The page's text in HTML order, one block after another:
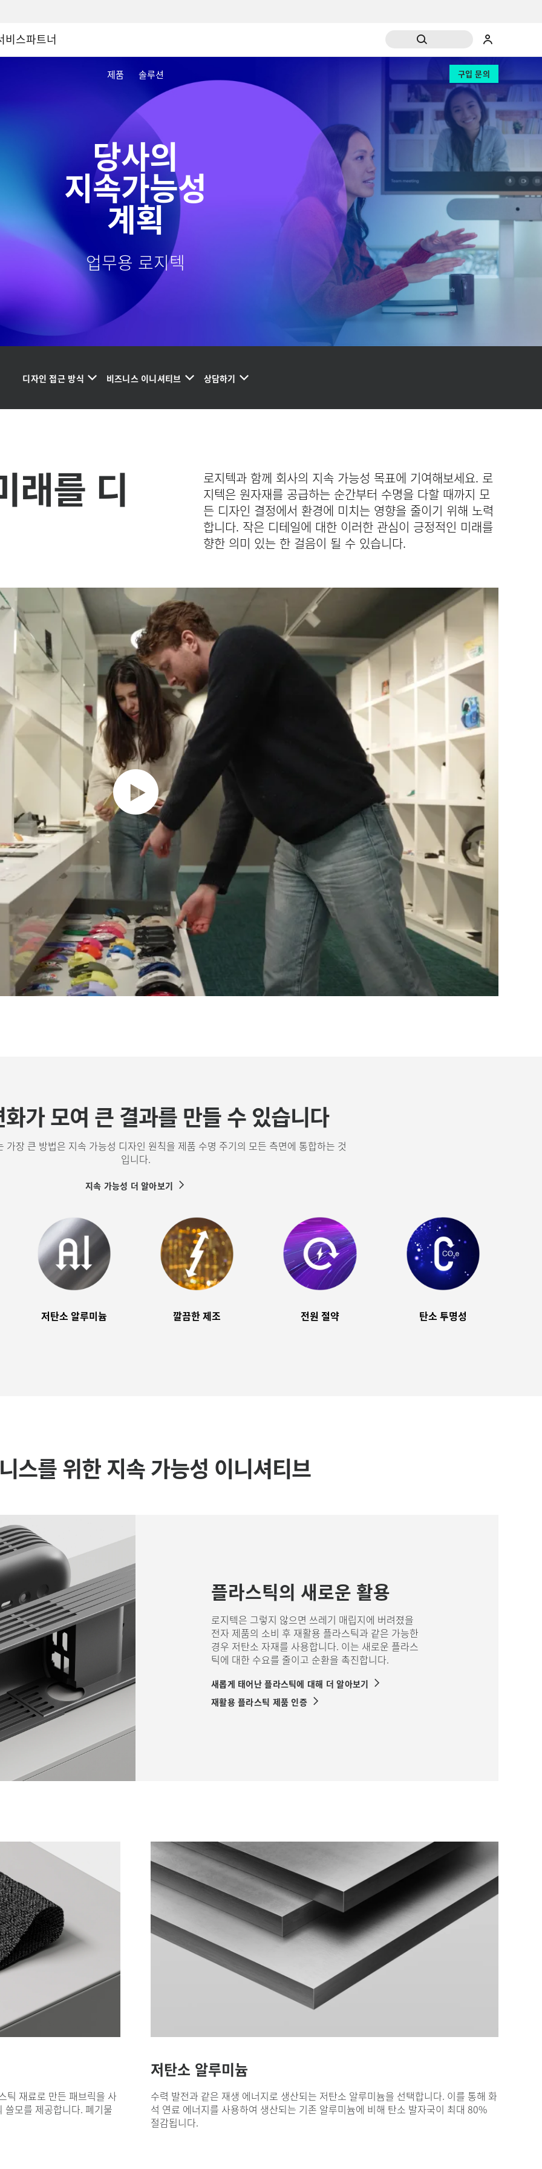
비스파트너
제품 솔루션 구입 문의
당사의
지속가능성
계획
업무용 로지텍
디자인 접근 방식 비즈니스 이니셔티브 상담하기
래를 디
로지텍과 함께 회사의 지속 가능성 목표에 기여해보세요. 로
지텍은 원자재를 공급하는 순간부터 수명을 다할 때까지 모
든 디자인 결정에서 환경에 미치는 영향을 줄이기 위해 노력
합니다. 작은 디테일에 대한 이러한 관심이 긍정적인 미래를
향한 의미 있는 한 걸음이 될 수 있습니다.
가 모여 큰 결과를 만들 수 있습니다
가장 큰 방법은 지속 가능성 디자인 원칙을 제품 수명 주기의 모든 측면에 통합하는 것
입니다.
지속 가능성 더 알아보기
저탄소 알루미늄 깔끔한 제조 전원 절약 탄소 투명성
스를 위한 지속 가능성 이니셔티브
플라스틱의 새로운 활용
로지텍은 그렇지 않으면 쓰레기 매립지에 버려졌을
전자 제품의 소비 후 재활용 플라스틱과 같은 가능한
경우 저탄소 자재를 사용합니다. 이는 새로운 플라스
틱에 대한 수요를 줄이고 순환을 촉진합니다.
새롭게 태어난 플라스틱에 대해 더 알아보기
재활용 플라스틱 제품 인증
틱 재료로 만든 패브릭을 사
쓸모를 제공합니다. 폐기물
저탄소 알루미늄
수력 발전과 같은 재생 에너지로 생산되는 저탄소 알루미늄을 선택합니다. 이를 통해 화
석 연료 에너지를 사용하여 생산되는 기존 알루미늄에 비해 탄소 발자국이 최대 80%
절감됩니다.